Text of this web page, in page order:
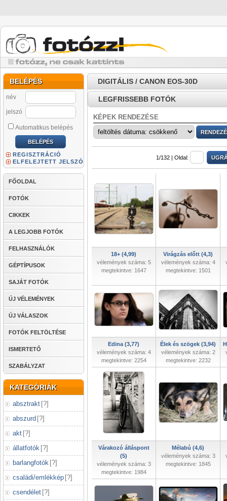
BELÉPÉS
név
jelszó
Automatikus belépés
REGISZTRÁCIÓ
ELFELEJTETT JELSZÓ
FŐOLDAL
FOTÓK
CIKKEK
A LEGJOBB FOTÓK
FELHASZNÁLÓK
GÉPTÍPUSOK
SAJÁT FOTÓK
ÚJ VÉLEMÉNYEK
ÚJ VÁLASZOK
FOTÓK FELTÖLTÉSE
ISMERTETŐ
SZABÁLYZAT
KATEGÓRIÁK
absztrakt [?]
abszurd [?]
akt [?]
állatfotók [?]
barlangfotók [?]
családi/emlékkép [?]
csendélet [?]
DIGITÁLIS / CANON EOS-30D
LEGFRISSEBB FOTÓK
KÉPEK RENDEZÉSE
1/132 | Oldal:
18+ (4,99)
vélemények száma: 5
megtekintve: 1647
Virágzás előtt (4,3)
vélemények száma: 4
megtekintve: 1501
Edina (3,77)
vélemények száma: 4
megtekintve: 2254
Élek és szögek (3,94)
vélemények száma: 2
megtekintve: 2232
Várakozó álláspont
(5)
vélemények száma: 3
megtekintve: 1984
Mélabú (4,6)
vélemények száma: 3
megtekintve: 1845